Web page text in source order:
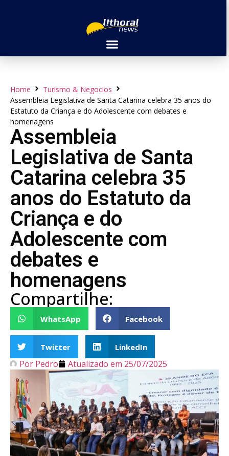
Home
Turismo & Negocios
Assembleia Legislativa de Santa Catarina celebra 35 anos do
Estatuto da Criança e do Adolescente com debates e
homenagens
Assembleia
Legislativa de Santa
Catarina celebra 35
anos do Estatuto da
Criança e do
Adolescente com
debates e
homenagens
Compartilhe:
WhatsApp Facebook
Twitter LinkedIn
Por Pedro Atualizado em 25/07/2025